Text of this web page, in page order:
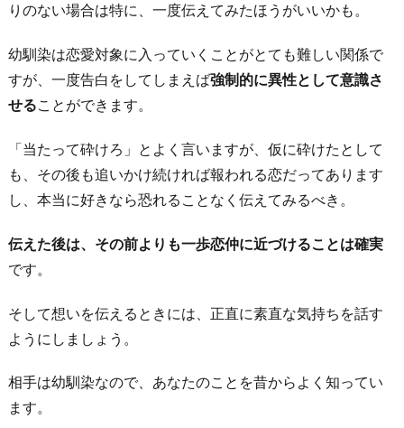
りのない場合は特に、一度伝えてみたほうがいいかも。
幼馴染は恋愛対象に入っていくことがとても難しい関係で
すが、一度告白をしてしまえば強制的に異性として意識さ
せることができます。
「当たって砕けろ」とよく言いますが、仮に砕けたとして
も、その後も追いかけ続ければ報われる恋だってあります
し、本当に好きなら恐れることなく伝えてみるべき。
伝えた後は、その前よりも一歩恋仲に近づけることは確実
です。
そして想いを伝えるときには、正直に素直な気持ちを話す
ようにしましょう。
相手は幼馴染なので、あなたのことを昔からよく知ってい
ます。